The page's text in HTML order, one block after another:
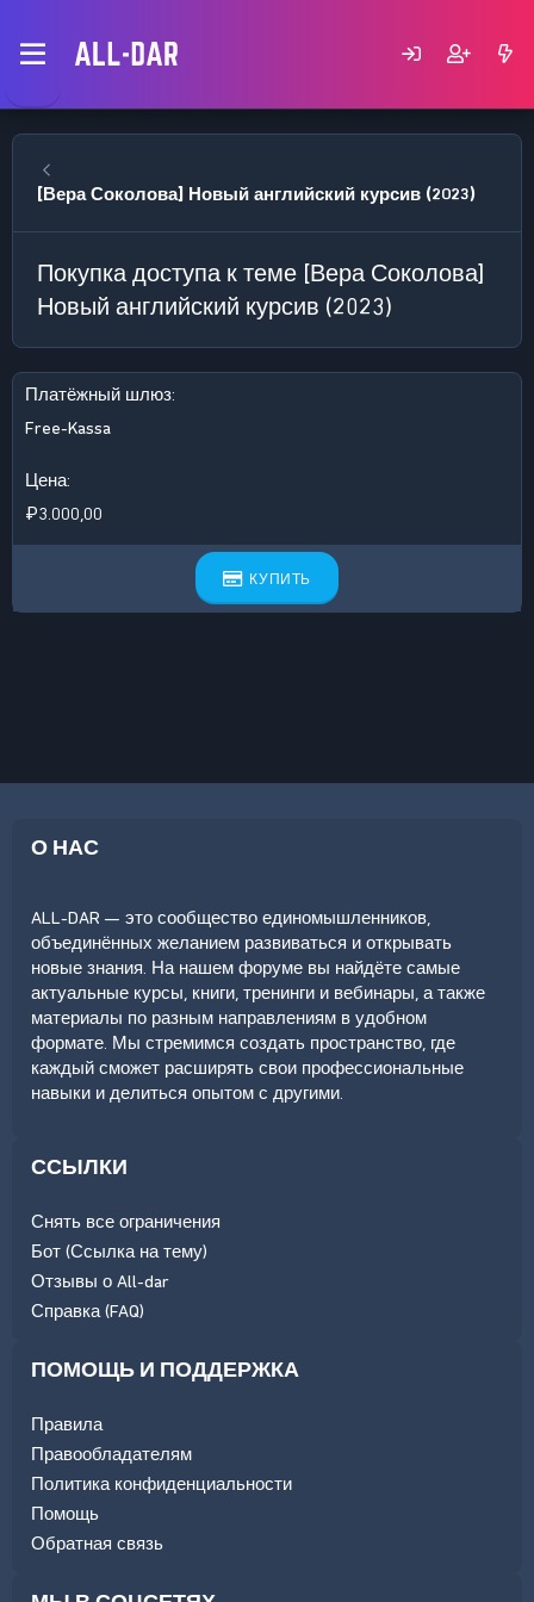
[Вера Соколова] Новый английский курсив (2023)
Покупка доступа к теме [Вера Соколова]
Новый английский курсив (2023)
Платёжный шлюз
Free-Kassa
Цена
₽3.000,00
КУПИТЬ
О НАС
ALL-DAR — это сообщество единомышленников,
объединённых желанием развиваться и открывать
новые знания. На нашем форуме вы найдёте самые
актуальные курсы, книги, тренинги и вебинары, а также
материалы по разным направлениям в удобном
формате. Мы стремимся создать пространство, где
каждый сможет расширять свои профессиональные
навыки и делиться опытом с другими.
ССЫЛКИ
Снять все ограничения
Бот (Ссылка на тему)
Отзывы о All-dar
Справка (FAQ)
ПОМОЩЬ И ПОДДЕРЖКА
Правила
Правообладателям
Политика конфиденциальности
Помощь
Обратная связь